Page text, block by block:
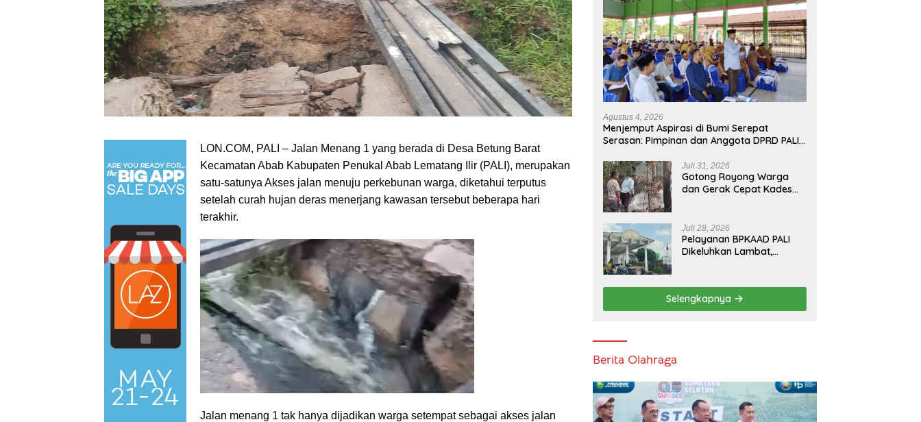
LON.COM, PALI – Jalan Menang 1 yang berada di Desa Betung Barat
Kecamatan Abab Kabupaten Penukal Abab Lematang Ilir (PALI), merupakan
satu-satunya Akses jalan menuju perkebunan warga, diketahui terputus
setelah curah hujan deras menerjang kawasan tersebut beberapa hari
terakhir.
Jalan menang 1 tak hanya dijadikan warga setempat sebagai akses jalan
Agustus 4, 2026
Menjemput Aspirasi di Bumi Serepat
Serasan: Pimpinan dan Anggota DPRD PALI
Abab Melalui Reses Ke-2 Tahun 2026
Juli 31, 2026
Gotong Royong Warga
dan Gerak Cepat Kades
Selatan
Juli 28, 2026
Pelayanan BPKAAD PALI
Dikeluhkan Lambat,
Selengkapnya
Berita Olahraga